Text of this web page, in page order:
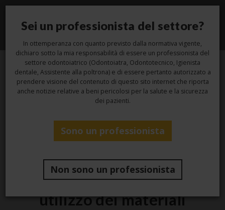
Toggle
23
Gen
Studio
Impronta su impianti
paralleli e angolati: criticità e
utilizzo dei materiali
Sei un professionista del settore?
In ottemperanza con quanto previsto dalla normativa vigente,
dichiaro sotto la mia responsabilità di essere un professionista del
settore odontoiatrico (Odontoiatra, Odontotecnico, Igienista
dentale, Assistente alla poltrona) e di essere pertanto autorizzato a
prendere visione del contenuto di questo sito internet che riporta
anche notizie relative a beni pericolosi per la salute e la sicurezza
dei pazienti.
Sono un professionista
Non sono un professionista